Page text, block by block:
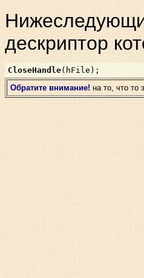
дескриптор
CloseHandle(hFile);
Обратите внимание! на то, что